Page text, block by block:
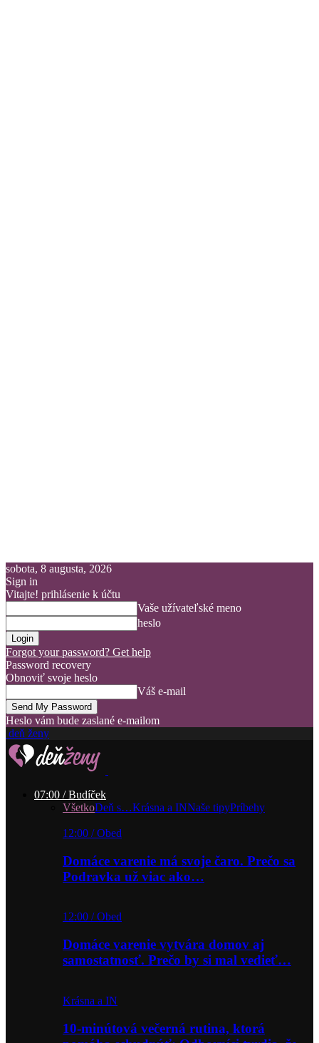
sobota, 8 augusta, 2026
Sign in
Vitajte! prihlásenie k účtu
Vaše užívateľské meno
heslo
Forgot your password? Get help
Password recovery
Obnoviť svoje heslo
Váš e-mail
Heslo vám bude zaslané e-mailom
deň ženy
07:00 / Budíček
VšetkoDeň s…Krásna a INNaše tipyPríbehy
12:00 / Obed
Domáce varenie má svoje čaro. Prečo sa
Podravka už viac ako…
12:00 / Obed
Domáce varenie vytvára domov aj
samostatnosť. Prečo by si mal vedieť…
Krásna a IN
10-minútová večerná rutina, ktorá